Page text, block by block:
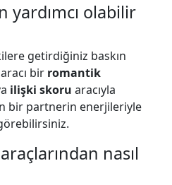
yardımcı olabilir
getirdiğiniz baskın
bir romantik
ilişki skoru aracıyla
bir partnerin enerjileriyle
nasıl